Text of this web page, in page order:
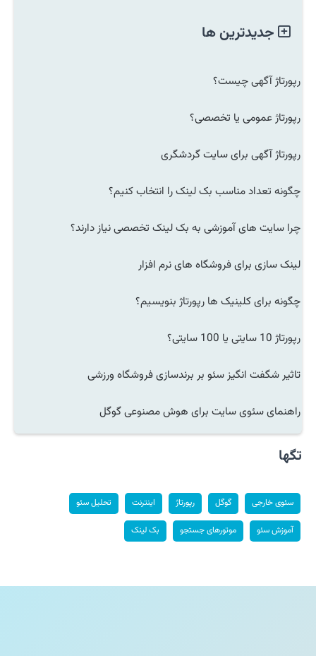
جدیدترین ها
رپورتاژ آگهی چیست؟
رپورتاژ عمومی یا تخصصی؟
رپورتاژ آگهی برای سایت گردشگری
چگونه تعداد مناسب بک لینک را انتخاب کنیم؟
چرا سایت های آموزشی به بک لینک تخصصی نیاز دارند؟
لینک سازی برای فروشگاه های نرم افزار
چگونه برای کلینیک ها رپورتاژ بنویسیم؟
رپورتاژ 10 سایتی یا 100 سایتی؟
تاثیر شگفت انگیز سئو بر برندسازی فروشگاه ورزشی
راهنمای سئوی سایت برای هوش مصنوعی گوگل
تگها
سئوی خارجی گوگل رپورتاژ اینترنت تحلیل سئو
آموزش سئو موتورهای جستجو بک لینک